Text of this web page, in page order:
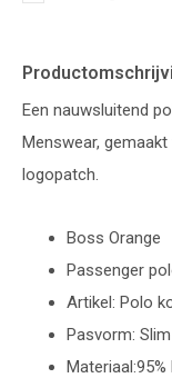
Een nauwsluitend
Menswear,
logopatch.
Boss Orange
Passenger
Artikel: Polo
Pasvorm: